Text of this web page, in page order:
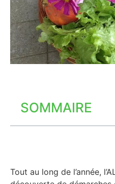
SOMMAIRE
Tout au long de l’année,